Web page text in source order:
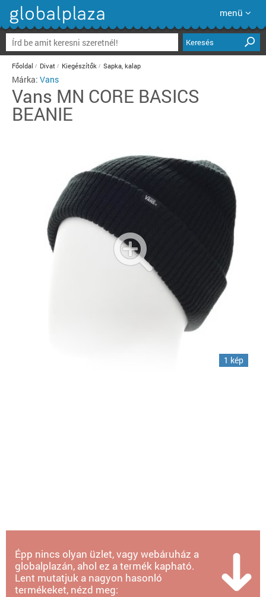
menü
Keresés
Főoldal Divat Kiegészítők Sapka, kalap
Márka: Vans
Vans MN CORE BASICS
BEANIE
1 kép
Épp nincs olyan üzlet, vagy webáruház a
globalplazán, ahol ez a termék kapható.
Lent mutatjuk a nagyon hasonló
termékeket, nézd meg: